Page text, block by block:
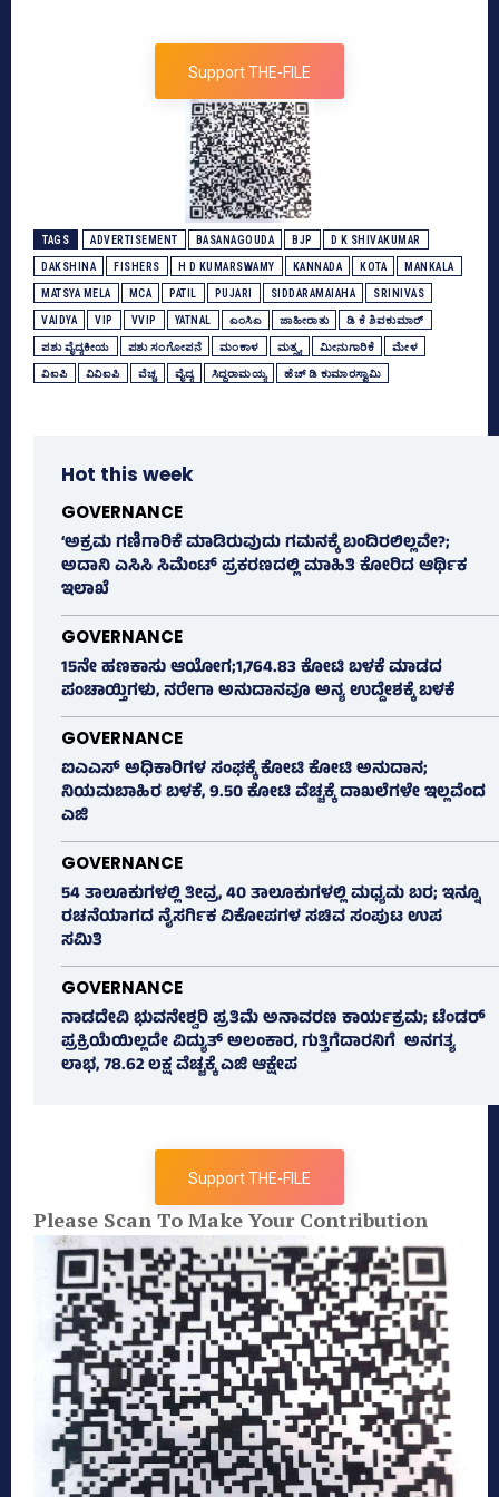
Support THE-FILE
TAGS ADVERTISEMENT BASANAGOUDA BJP D K SHIVAKUMAR
DAKSHINA FISHERS H D KUMARSWAMY KANNADA KOTA MANKALA
MATSYA MELA MCA PATIL PUJARI SIDDARAMAIAHA SRINIVAS
VAIDYA VIP VVIP YATNAL ಎಂಸಿಎ ಜಾಹೀರಾತು ಡಿ ಕೆ ಶಿವಕುಮಾರ್
ಪಶು ವೈದ್ಯಕೀಯ ಪಶು ಸಂಗೋಪನೆ ಮಂಕಾಳ ಮತ್ಸ್ಯ ಮೀನುಗಾರಿಕೆ ಮೇಳ
ವಿಐಪಿ ವಿವಿಐಪಿ ವೆಚ್ಚ ವೈದ್ಯ ಸಿದ್ದರಾಮಯ್ಯ ಹೆಚ್‌ ಡಿ ಕುಮಾರಸ್ವಾಮಿ
Hot this week
GOVERNANCE
‘ಅಕ್ರಮ ಗಣಿಗಾರಿಕೆ ಮಾಡಿರುವುದು ಗಮನಕ್ಕೆ ಬಂದಿರಲಿಲ್ಲವೇ?;
ಅದಾನಿ ಎಸಿಸಿ ಸಿಮೆಂಟ್ ಪ್ರಕರಣದಲ್ಲಿ ಮಾಹಿತಿ ಕೋರಿದ ಆರ್ಥಿಕ
ಇಲಾಖೆ
GOVERNANCE
15ನೇ ಹಣಕಾಸು ಆಯೋಗ;1,764.83 ಕೋಟಿ ಬಳಕೆ ಮಾಡದ
ಪಂಚಾಯ್ತಿಗಳು, ನರೇಗಾ ಅನುದಾನವೂ ಅನ್ಯ ಉದ್ದೇಶಕ್ಕೆ ಬಳಕೆ
GOVERNANCE
ಐಎಎಸ್‌ ಅಧಿಕಾರಿಗಳ ಸಂಘಕ್ಕೆ ಕೋಟಿ ಕೋಟಿ ಅನುದಾನ;
ನಿಯಮಬಾಹಿರ ಬಳಕೆ, 9.50 ಕೋಟಿ ವೆಚ್ಚಕ್ಕೆ ದಾಖಲೆಗಳೇ ಇಲ್ಲವೆಂದ
ಎಜಿ
GOVERNANCE
54 ತಾಲೂಕುಗಳಲ್ಲಿ ತೀವ್ರ, 40 ತಾಲೂಕುಗಳಲ್ಲಿ ಮಧ್ಯಮ ಬರ; ಇನ್ನೂ
ರಚನೆಯಾಗದ ನೈಸರ್ಗಿಕ ವಿಕೋಪಗಳ ಸಚಿವ ಸಂಪುಟ ಉಪ
ಸಮಿತಿ
GOVERNANCE
ನಾಡದೇವಿ ಭುವನೇಶ್ವರಿ ಪ್ರತಿಮೆ ಅನಾವರಣ ಕಾರ್ಯಕ್ರಮ; ಟೆಂಡರ್
ಪ್ರಕ್ರಿಯೆಯಿಲ್ಲದೇ ವಿದ್ಯುತ್‌ ಅಲಂಕಾರ, ಗುತ್ತಿಗೆದಾರನಿಗೆ ಅನಗತ್ಯ
ಲಾಭ, 78.62 ಲಕ್ಷ ವೆಚ್ಚಕ್ಕೆ ಎಜಿ ಆಕ್ಷೇಪ
Support THE-FILE
Please Scan To Make Your Contribution